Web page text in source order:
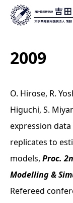
2009
O. Hirose, R.
Higuchi, S.
expression
replicates to
models, Proc.
Modelling &
Refereed